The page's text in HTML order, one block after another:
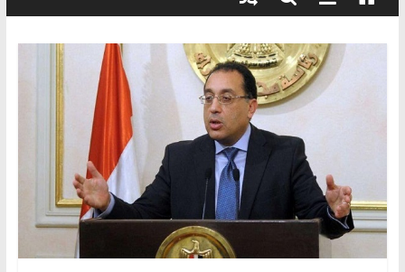
قرينة البراءة وضمانات المحاكمة العادلة
هي